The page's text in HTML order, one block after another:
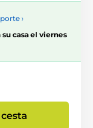
›
su casa el viernes